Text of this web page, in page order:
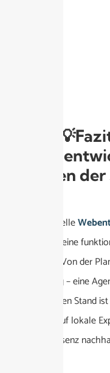
München
Eine professionelle
Ihnen nicht nur eine
Unterstützung. Von der
zur Optimierung – eine
auf dem neuesten Stand
Vertrauen Sie auf lokale
Ihre Online-Präsenz